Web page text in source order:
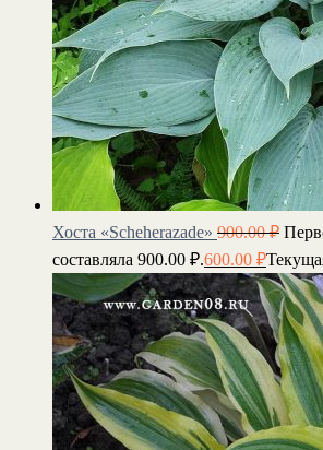
Хоста «Scheherazade» 900.00₽
составляла 900.00 ₽.600.00 ₽